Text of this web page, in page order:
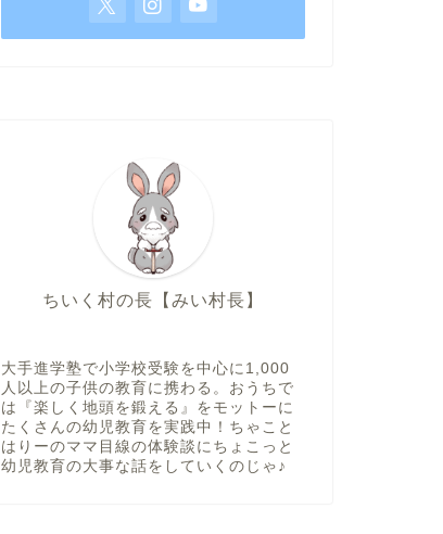
ちいく村の長【みい村長】
大手進学塾で小学校受験を中心に1,000
人以上の子供の教育に携わる。おうちで
は『楽しく地頭を鍛える』をモットーに
たくさんの幼児教育を実践中！ちゃこと
はりーのママ目線の体験談にちょこっと
幼児教育の大事な話をしていくのじゃ♪